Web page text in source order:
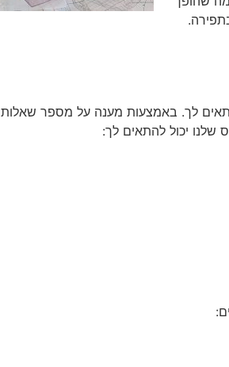
לך. באמצעות מענה על מספר שאלות
יכול להתאים לך: